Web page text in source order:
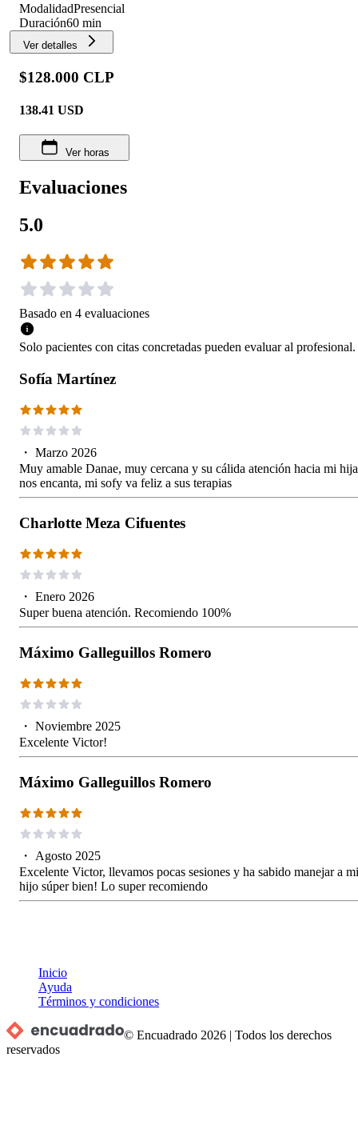
ModalidadPresencial
Duración60 min
Ver detalles
$128.000 CLP
138.41 USD
Ver horas
Evaluaciones
5.0
Basado en 4 evaluaciones
Solo pacientes con citas concretadas pueden evaluar al profesional.
Sofía Martínez
・ Marzo 2026
Muy amable Danae, muy cercana y su cálida atención hacia mi hija
nos encanta, mi sofy va feliz a sus terapias
Charlotte Meza Cifuentes
・ Enero 2026
Super buena atención. Recomiendo 100%
Máximo Galleguillos Romero
・ Noviembre 2025
Excelente Victor!
Máximo Galleguillos Romero
・ Agosto 2025
Excelente Victor, llevamos pocas sesiones y ha sabido manejar a mi
hijo súper bien! Lo super recomiendo
Inicio
Ayuda
Términos y condiciones
© Encuadrado 2026 |Todos los derechos
reservados